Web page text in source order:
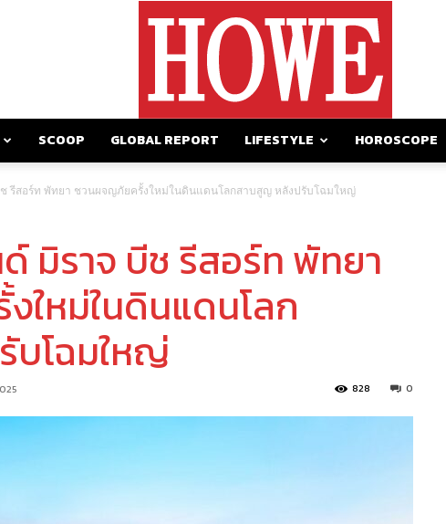
SCOOP GLOBAL REPORT LIFESTYLE HOROSCOPE
รีสอร์ท พัทยา ชวนผจญภัยครั้งใหม่ในดินแดนโลกสาบสูญ หลังปรับโฉมใหญ่
มิราจ บีช รีสอร์ท พัทยา
ใหม่ในดินแดนโลก
โฉมใหญ่
0
828